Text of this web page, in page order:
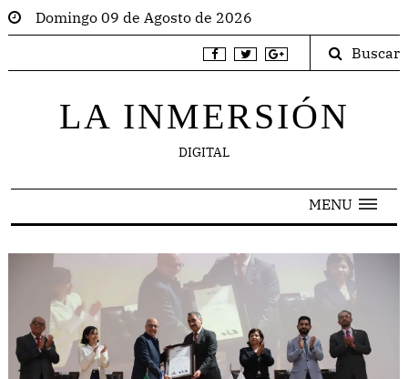
Domingo 09 de Agosto de 2026
Buscar
LA INMERSIÓN
DIGITAL
MENU